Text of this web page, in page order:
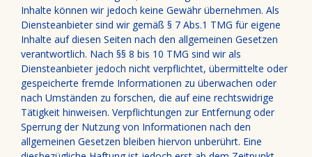
Inhalte können wir jedoch keine Gewähr übernehmen. Als
Diensteanbieter sind wir gemäß § 7 Abs.1 TMG für eigene
Inhalte auf diesen Seiten nach den allgemeinen Gesetzen
verantwortlich. Nach §§ 8 bis 10 TMG sind wir als
Diensteanbieter jedoch nicht verpflichtet, übermittelte oder
gespeicherte fremde Informationen zu überwachen oder
nach Umständen zu forschen, die auf eine rechtswidrige
Tätigkeit hinweisen. Verpflichtungen zur Entfernung oder
Sperrung der Nutzung von Informationen nach den
allgemeinen Gesetzen bleiben hiervon unberührt. Eine